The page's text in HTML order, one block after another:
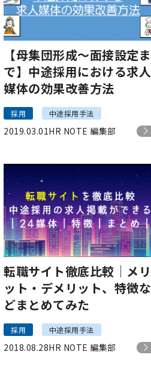
【母集団形成～面接設定ま
で】中途採用における求人
媒体の効果改善方法
採用 中途採用手法
2019.03.01HR NOTE 編集部
転職サイト徹底比較│メリ
ット・デメリット、特徴な
どまとめてみた
採用 中途採用手法
2018.08.28HR NOTE 編集部